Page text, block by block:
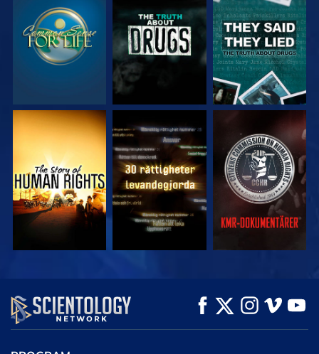
TITTA TITTA TITTA
TITTA TITTA TITTA
TITTA
UTFORSKA
SERIEN